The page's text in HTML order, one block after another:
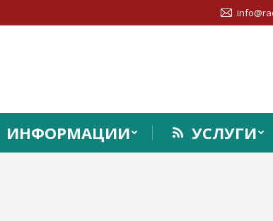
ИНФОРМАЦИИ УСЛУГИ